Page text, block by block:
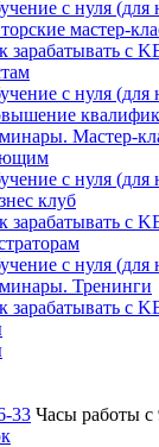
с нуля
мастер-
зарабатывать с
с нуля
Мастер-
с нуля
клуб
зарабатывать с
с нуля
Тренинги
зарабатывать с
33 Часы работы с